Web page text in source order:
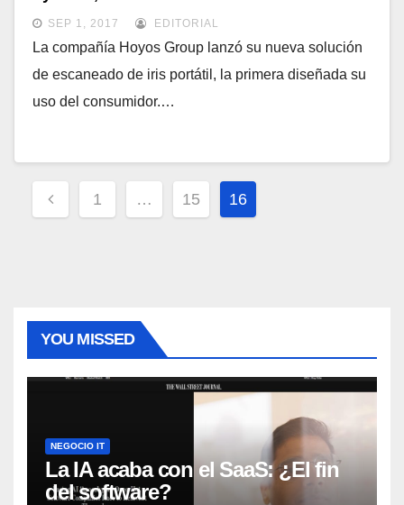
SEP 1, 2017 EDITORIAL
La compañía Hoyos Group lanzó su nueva solución
de escaneado de iris portátil, la primera diseñada su
uso del consumidor.…
Paginación
de
1 … 15 16
YOU MISSED
NEGOCIO IT
La IA acaba con el SaaS: ¿El fin
del software?